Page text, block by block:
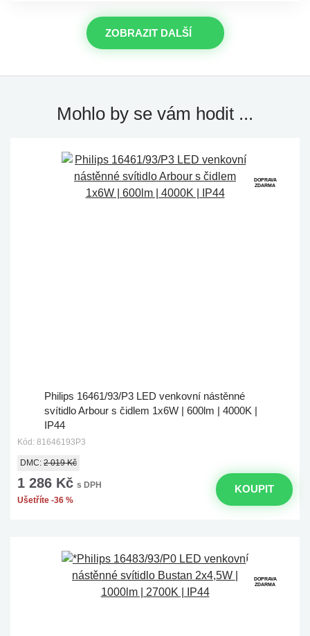
ZOBRAZIT DALŠÍ
Mohlo by se vám hodit ...
DOPRAVA
ZDARMA
Philips 16461/93/P3 LED venkovní nástěnné
svítidlo Arbour s čidlem 1x6W | 600lm | 4000K |
IP44
Kód: 81646193P3
DMC: 2 019 Kč
1 286 Kč s DPH
Ušetříte -36 %
KOUPIT
DOPRAVA
ZDARMA